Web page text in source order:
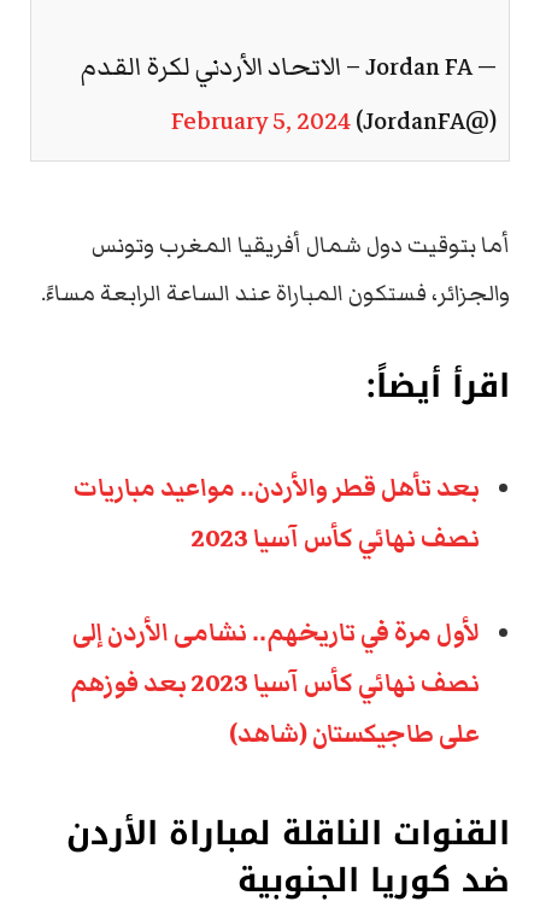
— Jordan FA – الاتحاد الأردني لكرة القدم
(@JordanFA)
February 5, 2024
أما بتوقيت دول شمال أفريقيا المغرب وتونس
والجزائر، فستكون المباراة عند الساعة الرابعة مساءً.
اقرأ أيضاً:
بعد تأهل قطر والأردن.. مواعيد مباريات
نصف نهائي كأس آسيا 2023
لأول مرة في تاريخهم.. نشامى الأردن إلى
نصف نهائي كأس آسيا 2023 بعد فوزهم
على طاجيكستان (شاهد)
القنوات الناقلة لمباراة الأردن
ضد كوريا الجنوبية